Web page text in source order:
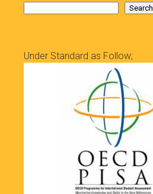
Search
Under Standard as Follow;